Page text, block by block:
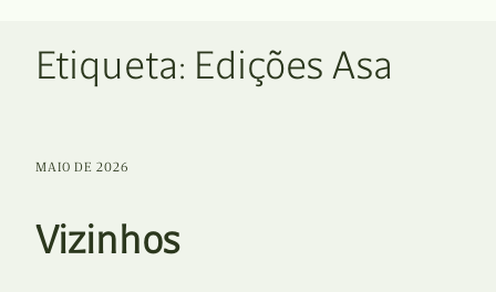
Etiqueta: Edições Asa
MAIO DE 2026
Vizinhos